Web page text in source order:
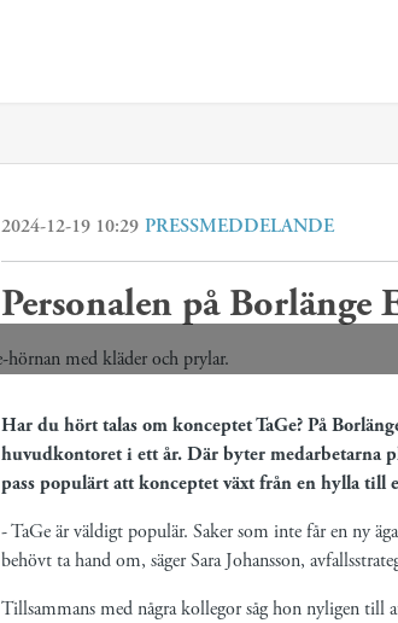
2024-12-19 10:29 PRESSMEDDELANDE
Personalen på Borlänge
Har du hört talas om konceptet TaGe? På
huvudkontoret i ett år. Där byter medarbetarna
pass populärt att konceptet växt från en hylla till
- TaGe är väldigt populär. Saker som inte får en ny
behövt ta hand om, säger Sara Johansson,
Tillsammans med några kollegor såg hon nyligen till